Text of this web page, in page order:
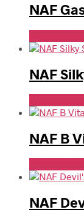
NAF
NAF
NAF B
NAF